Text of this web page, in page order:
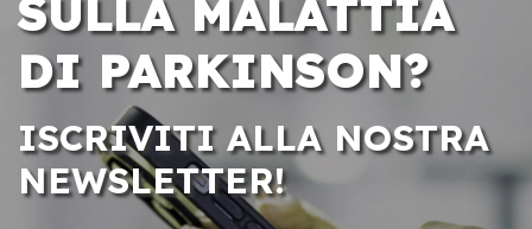
SULLA MALATTIA
DI PARKINSON?
ISCRIVITI ALLA NOSTRA
NEWSLETTER!